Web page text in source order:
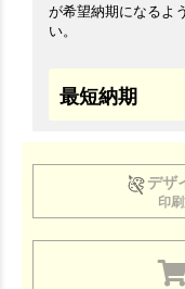
が希望納期になるよ
い。
最短納期
デザ
印